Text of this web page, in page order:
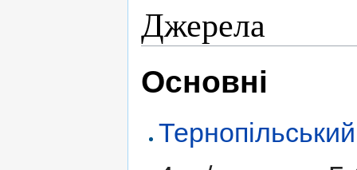
Джерела
Основні